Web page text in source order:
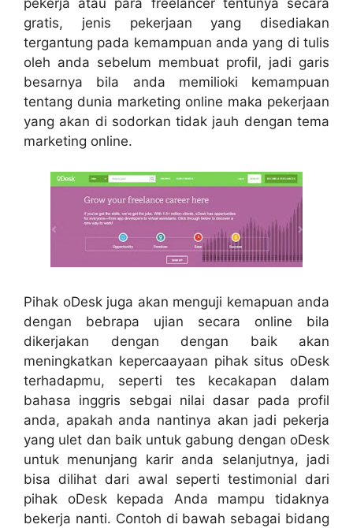
pekerja atau para freelancer tentunya secara
gratis, jenis pekerjaan yang disediakan
tergantung pada kemampuan anda yang di tulis
oleh anda sebelum membuat profil, jadi garis
besarnya bila anda memilioki kemampuan
tentang dunia marketing online maka pekerjaan
yang akan di sodorkan tidak jauh dengan tema
marketing online.
Pihak oDesk juga akan menguji kemapuan anda
dengan bebrapa ujian secara online bila
dikerjakan dengan dengan baik akan
meningkatkan kepercaayaan pihak situs oDesk
terhadapmu, seperti tes kecakapan dalam
bahasa inggris sebgai nilai dasar pada profil
anda, apakah anda nantinya akan jadi pekerja
yang ulet dan baik untuk gabung dengan oDesk
untuk menunjang karir anda selanjutnya, jadi
bisa dilihat dari awal seperti testimonial dari
pihak oDesk kepada Anda mampu tidaknya
bekerja nanti. Contoh di bawah sebagai bidang